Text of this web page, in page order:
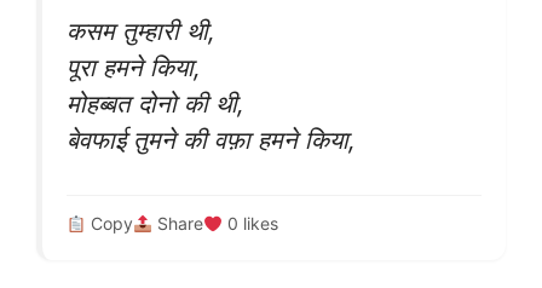
कसम तुम्हारी थी,
पूरा हमने किया,
मोहब्बत दोनो की थी,
बेवफाई तुमने की वफ़ा हमने किया,
Copy Share 0 likes